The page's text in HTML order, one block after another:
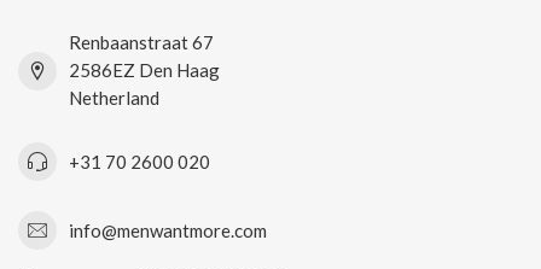
Renbaanstraat 67
2586EZ Den Haag
Netherland
+31 70 2600 020
info@menwantmore.com